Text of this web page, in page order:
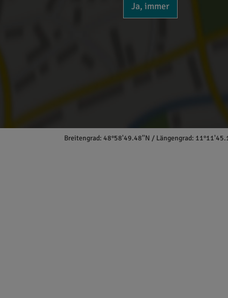
Ja, immer
Breitengrad: 48°58'49.48''N / Längengrad: